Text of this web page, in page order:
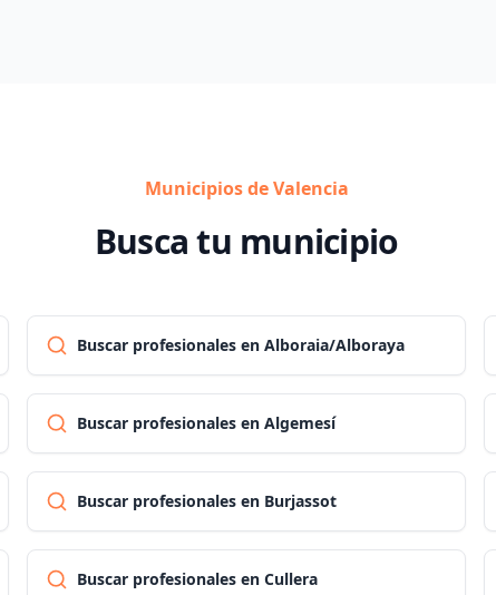
Municipios de Valencia
Busca tu municipio
Buscar profesionales en Alboraia/Alboraya
Buscar profesionales en Algemesí
Buscar profesionales en Burjassot
Buscar profesionales en Cullera